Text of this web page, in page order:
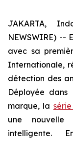
JAKARTA,
NEWSWIRE) --
avec sa
Internationale,
détection des
Déployée
marque, la
une nouvelle
intelligente.